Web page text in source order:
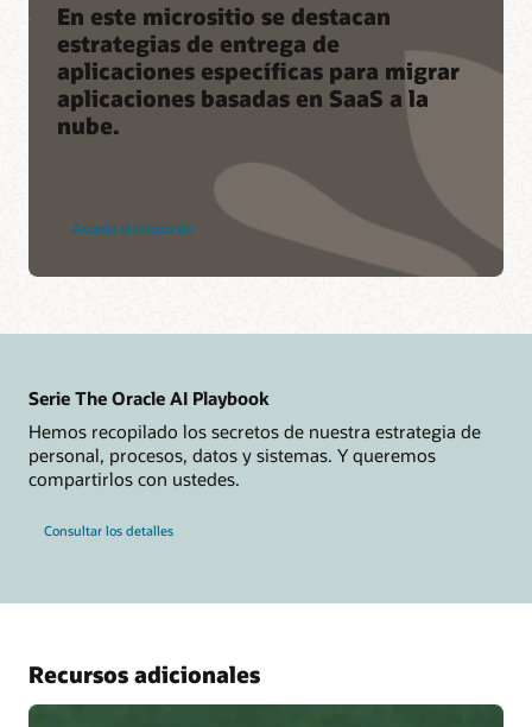
En este micrositio se destacan
estrategias de entrega de
aplicaciones específicas para migrar
aplicaciones basadas en SaaS a la
nube.
Accede al micrositio
Serie The Oracle AI Playbook
Hemos recopilado los secretos de nuestra estrategia de
personal, procesos, datos y sistemas. Y queremos
compartirlos con ustedes.
Consultar los detalles
Recursos adicionales